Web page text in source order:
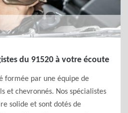
du 91520 à votre écoute
formée par une équipe de
et chevronnés. Nos spécialistes
solide et sont dotés de